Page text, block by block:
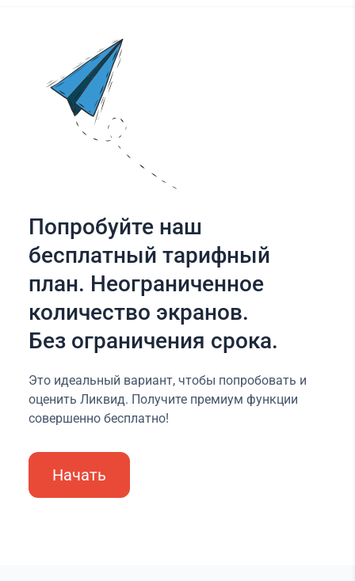
Попробуйте наш
бесплатный тарифный
план. Неограниченное
количество экранов.
Без ограничения срока.
Это идеальный вариант, чтобы попробовать и
оценить Ликвид. Получите премиум функции
совершенно бесплатно!
Начать